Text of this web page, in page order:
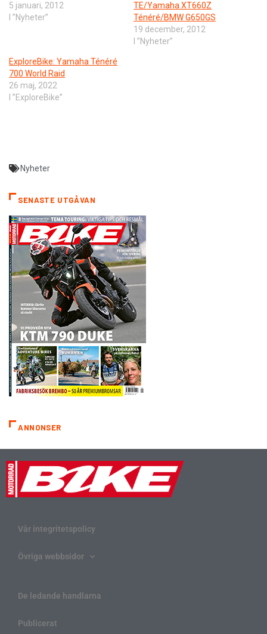
5 januari, 2012
I ”Nyheter”
TE/Yamaha XT660Z
Ténéré/BMW G650GS
19 december, 2012
I ”Nyheter”
ExploreBike: Yamaha Ténéré
700 World Raid
26 maj, 2022
I ”ExploreBike”
Nyheter
SENASTE UTGÅVAN
ANNONSER
Vår integritetspolicy
Övriga webbsidor
De ledande handlarna
Publicerat